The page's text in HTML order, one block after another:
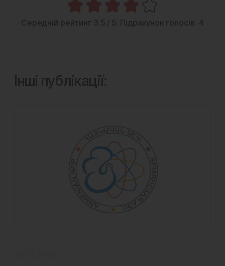
Середній рейтинг 3.5 / 5. Підрахунок голосів: 4
Інші публікації: